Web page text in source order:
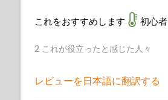
これをおすすめします 初心者
2 これが役立ったと感じた人々
レビューを日本語に翻訳する